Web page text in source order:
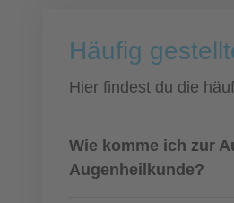
Häufig
Hier findest du die
Wie komme ich zur
Augenheilkunde?